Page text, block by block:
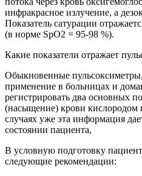
инфракрасное излучение, а
Показатель сатурации
(в норме SpO2 = 95-98 %).
Какие показатели отражает
Обыкновенные
применение в больницах и
регистрировать два основных
(насыщение) крови кислородом
случаях уже эта информация
состоянии пациента,
В условную подготовку
следующие рекомендации: